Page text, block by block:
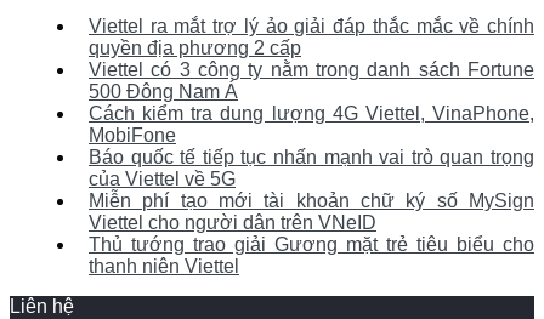
Viettel ra mắt trợ lý ảo giải đáp thắc mắc về chính
quyền địa phương 2 cấp
Viettel có 3 công ty nằm trong danh sách Fortune
500 Đông Nam Á
Cách kiểm tra dung lượng 4G Viettel, VinaPhone,
MobiFone
Báo quốc tế tiếp tục nhấn mạnh vai trò quan trọng
của Viettel về 5G
Miễn phí tạo mới tài khoản chữ ký số MySign
Viettel cho người dân trên VNeID
Thủ tướng trao giải Gương mặt trẻ tiêu biểu cho
thanh niên Viettel
Liên hệ